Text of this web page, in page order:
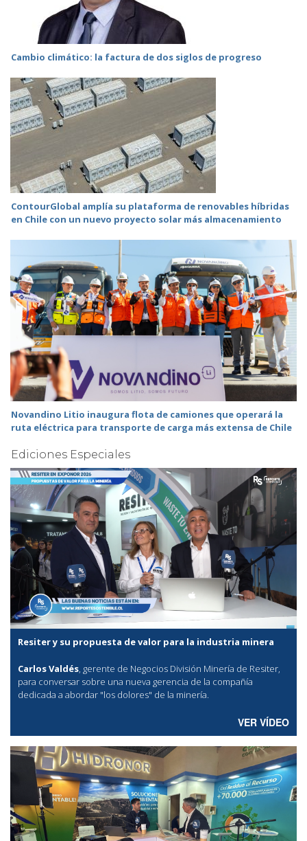
Cambio climático: la factura de dos siglos de progreso
ContourGlobal amplía su plataforma de renovables híbridas
en Chile con un nuevo proyecto solar más almacenamiento
Novandino Litio inaugura flota de camiones que operará la
ruta eléctrica para transporte de carga más extensa de Chile
Ediciones Especiales
Resiter y su propuesta de valor para la industria minera
Carlos Valdés, gerente de Negocios División Minería de Resiter,
para conversar sobre una nueva gerencia de la compañía
dedicada a abordar "los dolores" de la minería.
VER VÍDEO